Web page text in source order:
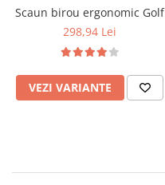
Scaun birou ergonomic Golf
298,94 Lei
VEZI VARIANTE